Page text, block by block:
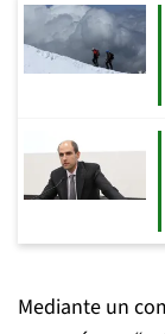
Mediante un